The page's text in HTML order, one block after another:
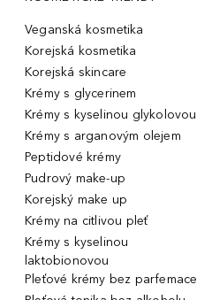
Veganská kosmetika
Korejská kosmetika
Korejská skincare
Krémy s glycerinem
Krémy s kyselinou glykolovou
Krémy s arganovým olejem
Peptidové krémy
Pudrový make-up
Korejský make up
Krémy na citlivou pleť
Krémy s kyselinou
laktobionovou
Pleťové krémy bez parfemace